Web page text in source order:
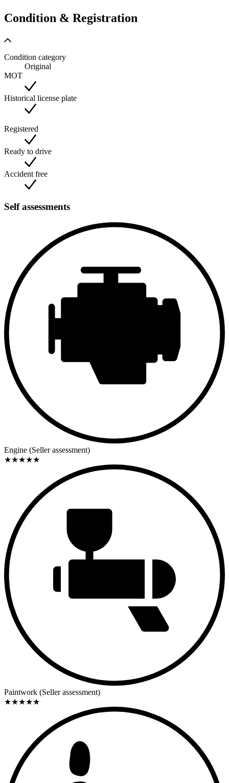
etc.
German vehicle, 3rd owner - The current owner bought the car 12
Heritage Certificate
Condition: 1
Warranty: ask us about options and durations.
We offer the vehicle on behalf of the customer.
Condition & Registration
Condition category
Original
MOT
Historical license plate
Registered
Ready to drive
Accident free
Self assessments
Engine (Seller assessment)
★★★★★
Paintwork (Seller assessment)
★★★★★